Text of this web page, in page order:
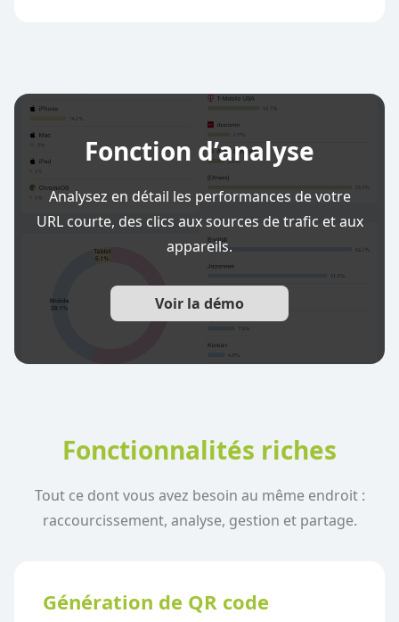
Fonction d’analyse
Analysez en détail les performances de votre
URL courte, des clics aux sources de trafic et aux
appareils.
Voir la démo
Fonctionnalités riches
Tout ce dont vous avez besoin au même endroit :
raccourcissement, analyse, gestion et partage.
Génération de QR code